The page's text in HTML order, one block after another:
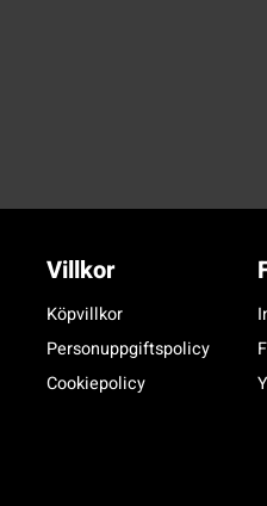
Villkor
Köpvillkor
Personuppgiftspolicy
Cookiepolicy